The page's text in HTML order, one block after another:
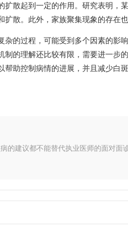
扩散起到一定的作用。研究表明，
散。此外，家族聚集现象的存在
杂的过程，可能受到多个因素的影
制的理解还比较有限，需要进一步
助控制病情的进展，并且减少白斑
的建议都不能替代执业医师的面对